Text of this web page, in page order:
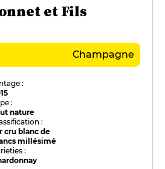
et Fils
Champagne
:
:
nature
:
cru blanc de
millésimé
: